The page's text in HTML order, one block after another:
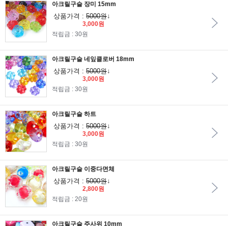
아크릴구슬 장미 15mm
상품가격 : 5000원↓
3,000원
적립금 : 30원
아크릴구슬 네잎클로버 18mm
상품가격 : 5000원↓
3,000원
적립금 : 30원
아크릴구슬 하트
상품가격 : 5000원↓
3,000원
적립금 : 30원
아크릴구슬 이중다면체
상품가격 : 5000원↓
2,800원
적립금 : 20원
아크릴구슬 주사위 10mm